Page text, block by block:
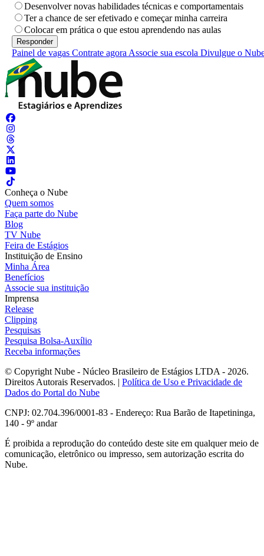
Desenvolver novas habilidades técnicas e comportamentais
Ter a chance de ser efetivado e começar minha carreira
Colocar em prática o que estou aprendendo nas aulas
Painel de vagas Contrate agora Associe sua escola Divulgue o
Conheça o Nube
Quem somos
Faça parte do Nube
Blog
TV Nube
Feira de Estágios
Instituição de Ensino
Minha Área
Benefícios
Associe sua instituição
Imprensa
Release
Clipping
Pesquisas
Pesquisa Bolsa-Auxílio
Receba informações
© Copyright Nube - Núcleo Brasileiro de Estágios LTDA - 2026.
Direitos Autorais Reservados. | Política de Uso e Privacidade de
Dados do Portal do Nube
CNPJ: 02.704.396/0001-83 - Endereço: Rua Barão de Itapetininga,
140 - 9º andar
É proibida a reprodução do conteúdo deste site em qualquer meio de
comunicação, eletrônico ou impresso, sem autorização escrita do
Nube.